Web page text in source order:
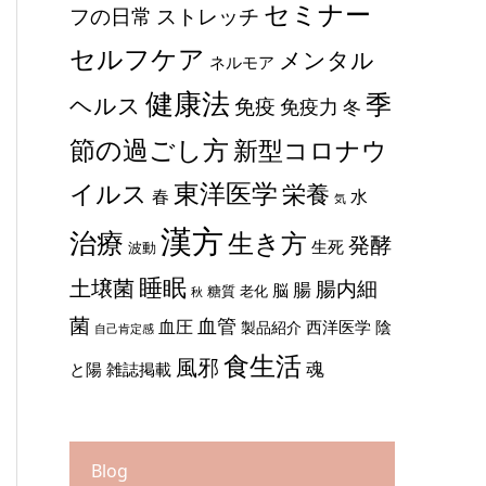
フの日常 ストレッチ セミナー
セルフケア ネルモア メンタル
ヘルス 健康法免疫 免疫力 冬 季
節の過ごし方新型コロナウ
イルス 春 東洋医学栄養 気 水
治療 波動 漢方生き方 生死発酵
土壌菌睡眠 秋 糖質 老化 脳 腸 腸内細
菌 自己肯定感 血圧 血管 製品紹介 西洋医学陰
と陽雑誌掲載 風邪食生活魂
Blog